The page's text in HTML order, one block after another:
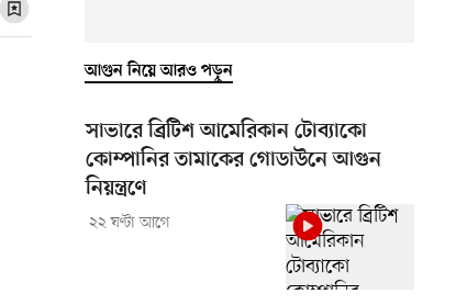
আগুন নিয়ে আরও পড়ুন
সাভারে ব্রিটিশ আমেরিকান টোব্যাকো
কোম্পানির তামাকের গোডাউনে আগুন
নিয়ন্ত্রণে
২২ ঘণ্টা আগে